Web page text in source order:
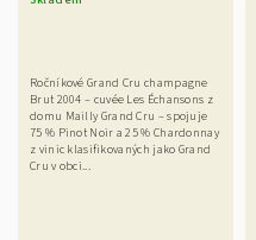
Ročníkové Grand Cru champagne
Brut 2004 – cuvée Les Échansons z
domu Mailly Grand Cru – spojuje
75 % Pinot Noir a 25 % Chardonnay
z vinic klasifikovaných jako Grand
Cru v obci...